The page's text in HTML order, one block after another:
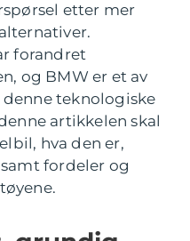
etter mer
forandret
og BMW er et av
teknologiske
artikkelen skal
hva den er,
fordeler og